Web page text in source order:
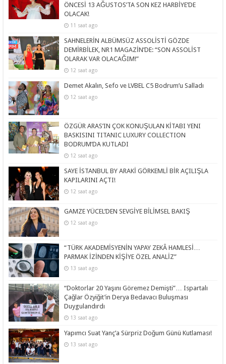
ÖNCESİ 13 AĞUSTOS’TA SON KEZ HARBİYE’DE
OLACAK!
11 saat ago
SAHNELERİN ALBÜMSÜZ ASSOLİSTİ GÖZDE
DEMİRBİLEK, NR1 MAGAZİN’DE: “SON ASSOLİST
OLARAK VAR OLACAĞIM!”
12 saat ago
Demet Akalın, Sefo ve LVBEL C5 Bodrum’u Salladı
12 saat ago
ÖZGÜR ARAS’IN ÇOK KONUŞULAN KİTABI YENI
BASKISINI TITANIC LUXURY COLLECTION
BODRUM’DA KUTLADI
12 saat ago
SAYE İSTANBUL BY ARAKİ GÖRKEMLİ BİR AÇILIŞLA
KAPILARINI AÇTI!
12 saat ago
GAMZE YÜCEL’DEN SEVGİYE BİLİMSEL BAKIŞ
12 saat ago
“TÜRK AKADEMİSYENİN YAPAY ZEKÂ HAMLESİ…
PARMAK İZİNDEN KİŞİYE ÖZEL ANALİZ”
13 saat ago
“Doktorlar 20 Yaşını Göremez Demişti”… Ispartalı
Çağlar Özyiğit’in Derya Bedavacı Buluşması
Duygulandırdı
13 saat ago
Yapımcı Suat Yanç’a Sürpriz Doğum Günü Kutlaması!
13 saat ago